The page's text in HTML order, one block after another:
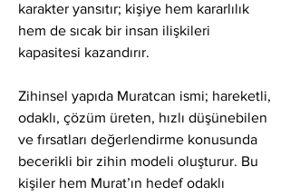
karakter yansıtır; kişiye hem kararlılık
hem de sıcak bir insan ilişkileri
kapasitesi kazandırır.
Zihinsel yapıda Muratcan ismi; hareketli,
odaklı, çözüm üreten, hızlı düşünebilen
ve fırsatları değerlendirme konusunda
becerikli bir zihin modeli oluşturur. Bu
kişiler hem Murat’ın hedef odaklı